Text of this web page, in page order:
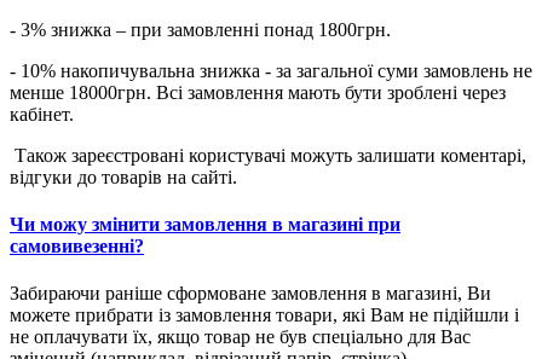
- 3% знижка – при замовленні понад 1800грн.
- 10% накопичувальна знижка - за загальної суми замовлень не
менше 18000грн. Всі замовлення мають бути зроблені через
кабінет.
Також зареєстровані користувачі можуть залишати коментарі,
відгуки до товарів на сайті.
Чи можу змінити замовлення в магазині при
самовивезенні?
Забираючи раніше сформоване замовлення в магазині, Ви
можете прибрати із замовлення товари, які Вам не підійшли і
не оплачувати їх, якщо товар не був спеціально для Вас